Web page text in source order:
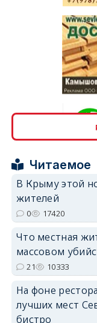
Читаемое
В Крыму этой
жителей
0 17420
Что местная
массовом
21 10333
На фоне
лучших мест
бистро